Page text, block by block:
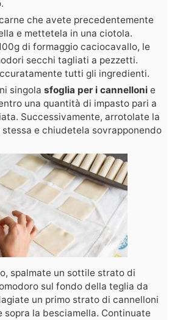
che avete precedentemente
e mettetela in una ciotola.
di formaggio caciocavallo, le
secchi tagliati a pezzetti.
tutti gli ingredienti.
singola sfoglia per i cannelloni e
una quantità di impasto pari a
Successivamente, arrotolate la
stessa e chiudetela sovrapponendo
spalmate un sottile strato di
sul fondo della teglia da
un primo strato di cannelloni
sopra la besciamella. Continuate